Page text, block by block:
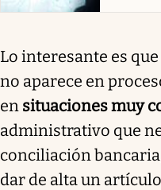
Lo interesante es
no aparece en
en situaciones muy
administrativo que
conciliación
dar de alta un